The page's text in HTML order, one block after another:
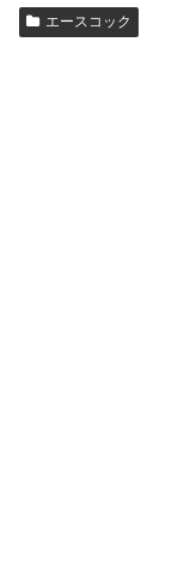
エースコック